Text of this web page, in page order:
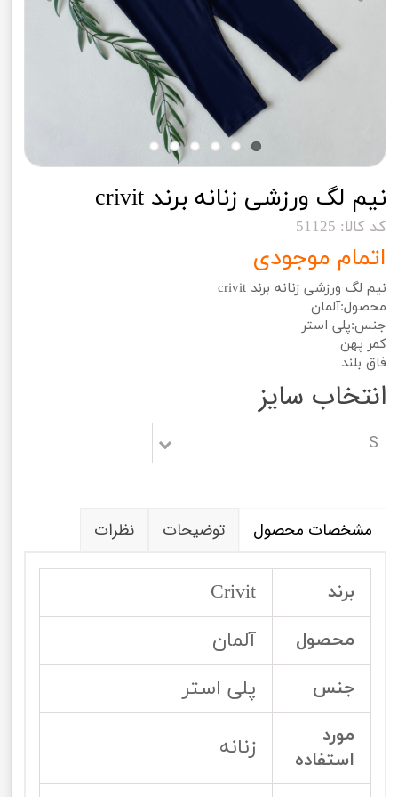
نیم لگ ورزشی زنانه برند crivit
کد کالا: 51125
اتمام موجودی
نیم لگ ورزشی زنانه برند crivit
محصول:آلمان
جنس:پلی استر
کمر پهن
فاق بلند
انتخاب سایز
S
مشخصات محصول توضیحات نظرات
برند Crivit
محصول آلمان
جنس پلی استر
مورد
استفاده
زنانه